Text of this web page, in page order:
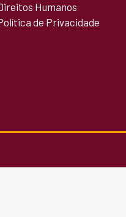
Humanos
de Privacidade